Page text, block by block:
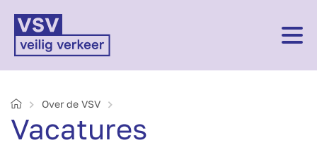
HomeOver de VSV
Vacatures